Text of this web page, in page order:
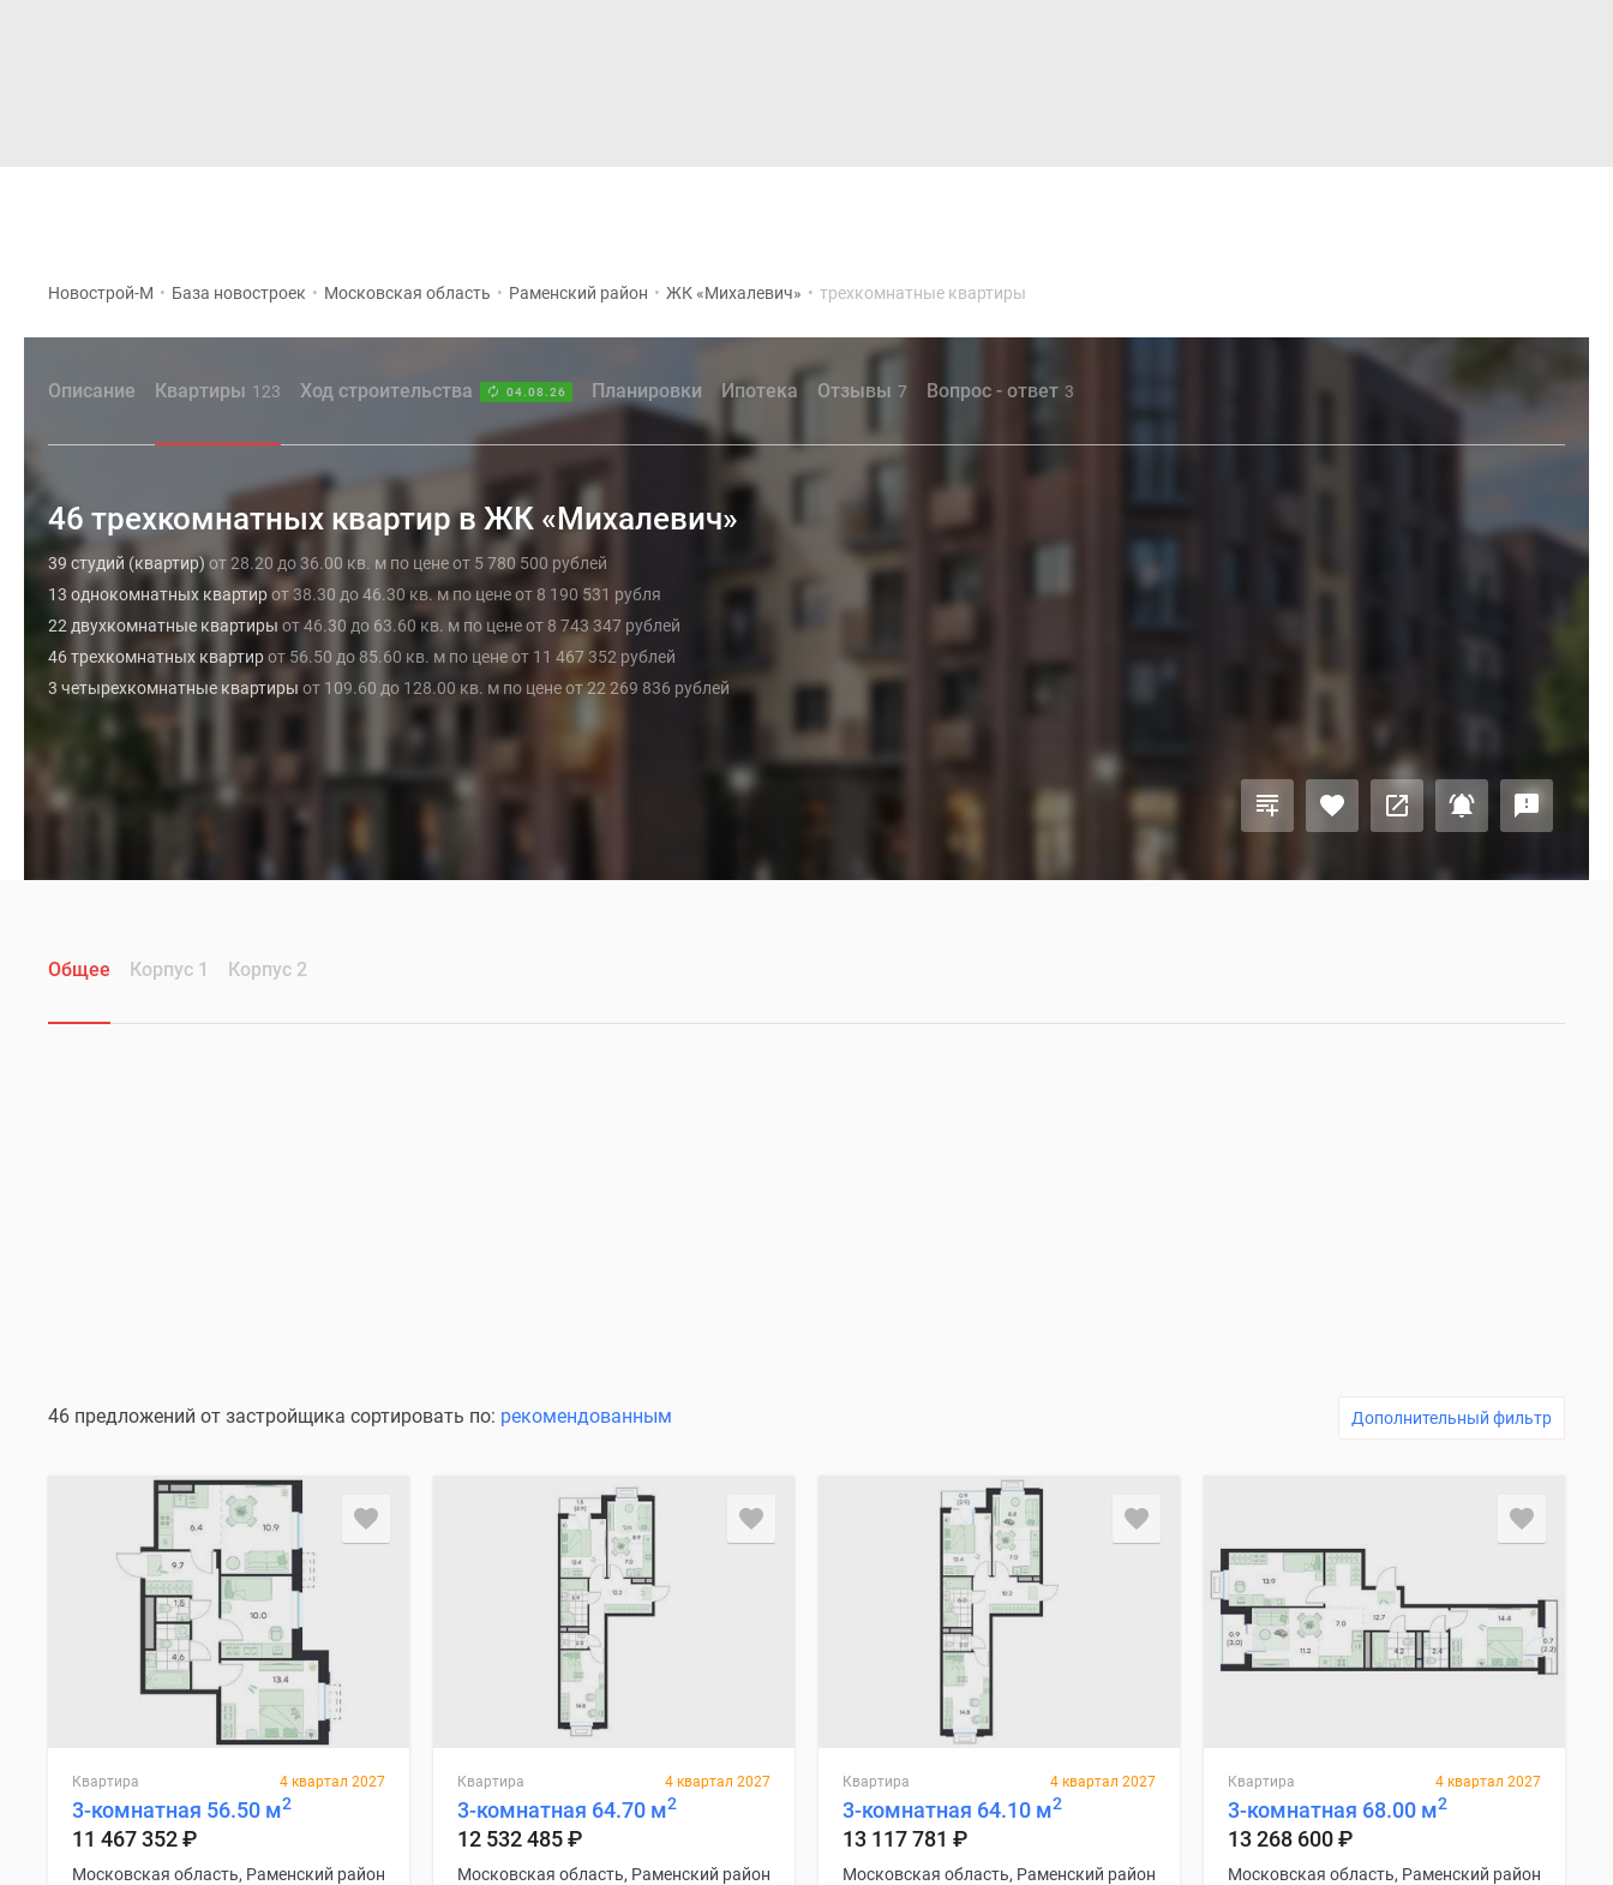
Новострой-М • База новостроек • Московская область • Раменский район • ЖК «Михалевич» • трехкомнатные квартиры
Описание Квартиры 123 Ход строительства 04.08.26 Планировки Ипотека Отзывы 7 Вопрос - ответ 3
46 трехкомнатных квартир в ЖК «Михалевич»
39 студий (квартир) от 28.20 до 36.00 кв. м по цене от 5 780 500 рублей
13 однокомнатных квартирот 38.30 до 46.30 кв. м по цене от 8 190 531 рубля
22 двухкомнатные квартиры от 46.30 до 63.60 кв. м по цене от 8 743 347 рублей
46 трехкомнатных квартирот 56.50 до 85.60 кв. м по цене от 11 467 352 рублей
3 четырехкомнатные квартиры от 109.60 до 128.00 кв. м по цене от 22 269 836 рублей
Общее Корпус 1 Корпус 2
46 предложений от застройщика сортировать по: рекомендованным Дополнительный фильтр
Квартира 4 квартал 2027
3-комнатная 56.50 м2
11 467 352₽
Московская область, Раменский район
Квартира 4 квартал 2027
3-комнатная 64.70 м2
12 532 485₽
Московская область, Раменский район
Квартира 4 квартал 2027
3-комнатная 64.10 м2
13 117 781 ₽
Московская область, Раменский район
Квартира 4 квартал 2027
3-комнатная 68.00 м2
13 268 600₽
Московская область, Раменский район